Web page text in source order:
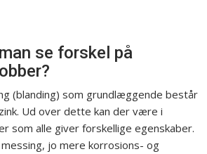
se forskel på
(blanding) som grundlæggende består
Ud over dette kan der være i
som alle giver forskellige egenskaber.
jo mere korrosions- og